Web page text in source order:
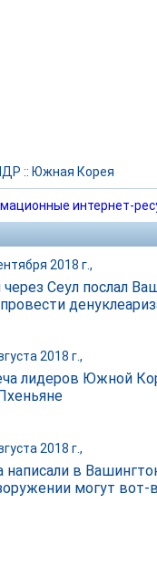
:: Южная Корея
интернет-
2018 г.,
Сеул послал
2018 г.,
лидеров Южной
2018 г.,
написали в
могут вот-